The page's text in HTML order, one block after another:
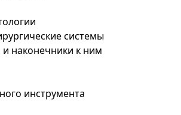
системы
наконечники к ним
инструмента